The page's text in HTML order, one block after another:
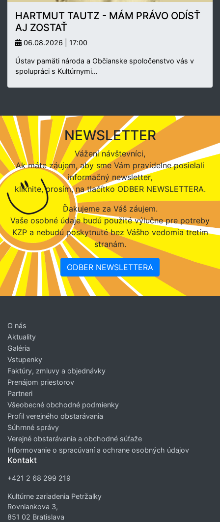
HARTMUT TAUTZ - MÁM PRÁVO ODÍSŤ
AJ ZOSTAŤ
06.08.2026 | 17:00
Ústav pamäti národa a Občianske spoločenstvo vás v
spolupráci s Kultúrnymi…
NEWSLETTER
Vážení návštevníci,
Ak máte záujem, aby sme Vám pravidelne posielali
informačný newsletter,
kliknite, prosím, na tlačítko ODBER NEWSLETTERA.
Ďakujeme za Váš záujem.
Vaše osobné údaje budú použité výlučne pre potreby
KZP a nebudú poskytnuté bez Vášho vedomia tretím
stranám.
ODBER NEWSLETTERA
O nás
Aktuality
Galéria
Vstupenky
Faktúry, zmluvy a objednávky
Prenájom priestorov
Partneri
Všeobecné obchodné podmienky
Profil verejného obstarávania
Súhrnné správy
Verejné obstarávania a obchodné súťaže
Informovanie o spracúvaní a ochrane osobných údajov
Kontakt
+421 2 68 299 219
Kultúrne zariadenia Petržalky
Rovniankova 3,
851 02 Bratislava